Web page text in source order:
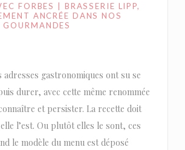
FORBES | BRASSERIE LIPP,
ANCRÉE DANS NOS
adresses gastronomiques ont su se
durer, avec cette même renommée
et persister. La recette doit
l’est. Ou plutôt elles le sont, ces
le modèle du menu est déposé